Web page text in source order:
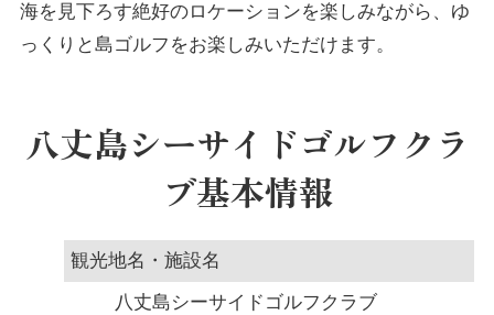
海を見下ろす絶好のロケーションを楽しみながら、ゆ
っくりと島ゴルフをお楽しみいただけます。
八丈島シーサイドゴルフクラ
ブ基本情報
観光地名・施設名
八丈島シーサイドゴルフクラブ